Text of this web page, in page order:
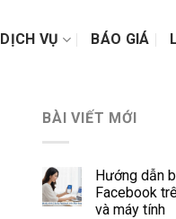
DỊCH VỤ BÁO GIÁ
BÀI VIẾT MỚI
Hướng dẫn
Facebook
và máy tính